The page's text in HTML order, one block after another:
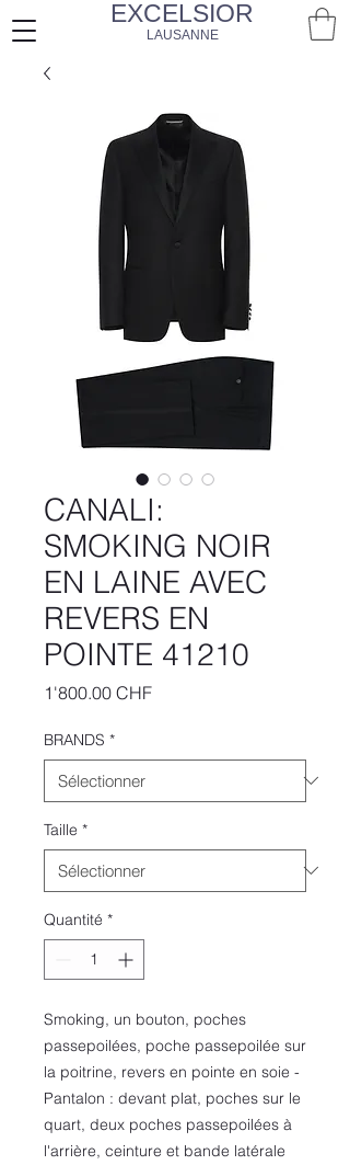
EXCELSIOR
LAUSANNE
CANALI:
SMOKING NOIR
EN LAINE AVEC
REVERS EN
POINTE 41210
1'800.00 CHFPrix
BRANDS *
Taille *
Quantité *
Smoking, un bouton, poches
passepoilées, poche passepoilée sur
la poitrine, revers en pointe en soie -
Pantalon : devant plat, poches sur le
quart, deux poches passepoilées à
l'arrière, ceinture et bande latérale